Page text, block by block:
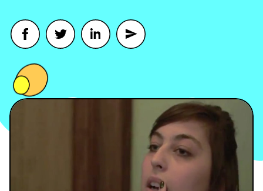
JEUX-VIDÉO
VINTAGE
BONS PLANS
SOUTENEZ KULTT